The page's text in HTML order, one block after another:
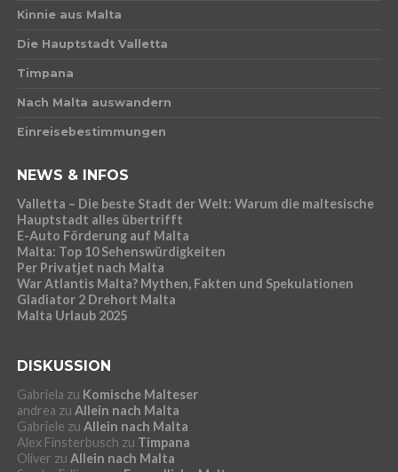
Kinnie aus Malta
Die Hauptstadt Valletta
Timpana
Nach Malta auswandern
Einreisebestimmungen
NEWS & INFOS
Valletta – Die beste Stadt der Welt: Warum die maltesische
Hauptstadt alles übertrifft
E-Auto Förderung auf Malta
Malta: Top 10 Sehenswürdigkeiten
Per Privatjet nach Malta
War Atlantis Malta? Mythen, Fakten und Spekulationen
Gladiator 2 Drehort Malta
Malta Urlaub 2025
DISKUSSION
Gabriela zu Komische Malteser
andrea zu Allein nach Malta
Gabriele zu Allein nach Malta
Alex Finsterbusch zu Timpana
Oliver zu Allein nach Malta